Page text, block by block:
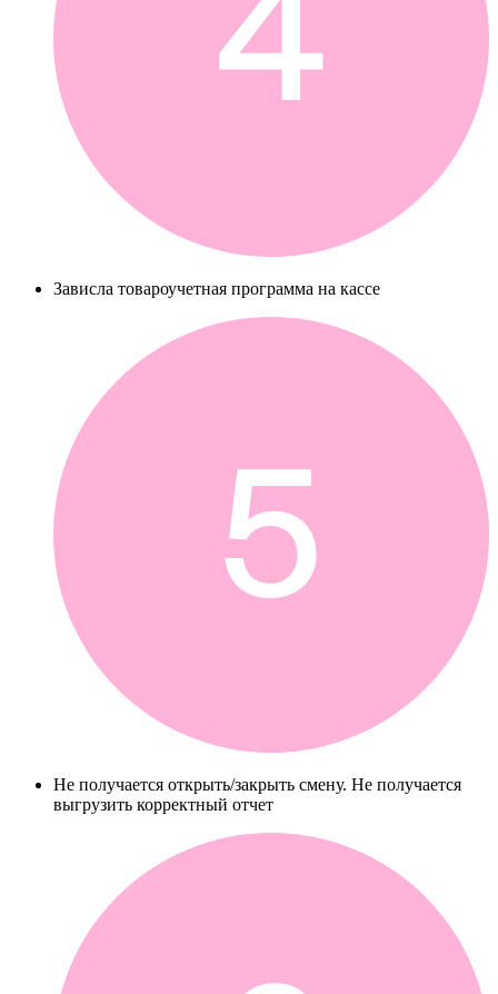
Зависла товароучетная программа на кассе
Не получается открыть/закрыть смену. Не получается
выгрузить корректный отчет